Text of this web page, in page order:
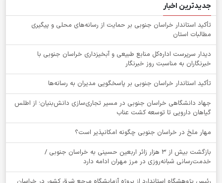
جدیدترین اخبار
تأکید استاندار خراسان جنوبی بر حمایت از رسانه‌های محلی و پیگیری
مطالبات استان
دیدار سرپرست اداره‌کل منابع طبیعی و آبخیزداری خراسان جنوبی با
خبرنگاران به مناسبت روز خبرنگار
تأکید استاندار خراسان جنوبی بر پاسخگویی مدیران به رسانه‌ها
جهاد دانشگاهی خراسان جنوبی در مسیر تجاری‌سازی دانش‌بنیان؛ از اطلس
گیاهان دارویی تا توسعه کشت عناب
‌مهار ملخ در خراسان جنوبی چگونه امکانپذیر است؟
بازگشت بیش از ۳ هزار زائر اربعین حسینی به خراسان جنوبی /
خدمت‌رسانی شبانه‌روزی در مرز مهران ادامه دارد